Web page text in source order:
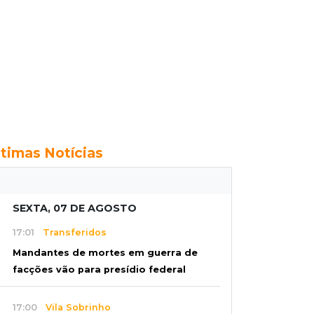
Notícias
SEXTA, 07 DE AGOSTO
17:01 Transferidos
Mandantes de mortes em guerra de
facções vão para presídio federal
17:00 Vila Sobrinho